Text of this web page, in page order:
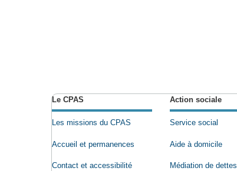
Le CPAS
Les missions du CPAS
Accueil et permanences
Contact et accessibilité
Action sociale
Service social
Aide à domicile
Médiation de dettes